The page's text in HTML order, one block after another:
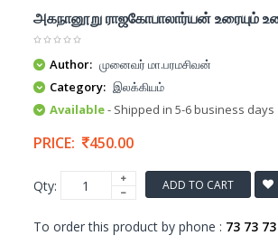
அகநானூறு ராஜகோபாலார்யன் உரையும்
Author: முனைவர் மா.பரமசிவன்
Category: இலக்கியம்
Available- Shipped in 5-6 business days
PRICE: 450.00
Qty: ADD TO CART
To order this product by phone : 73 73